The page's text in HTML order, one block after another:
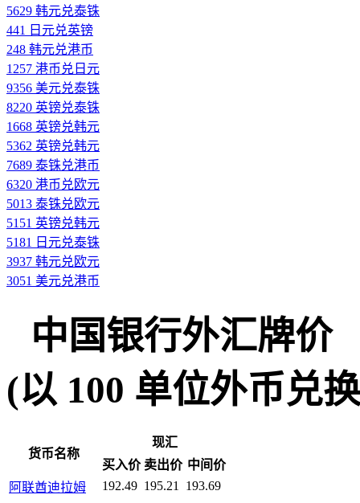
5629 韩元兑泰铢
441 日元兑英镑
248 韩元兑港币
1257 港币兑日元
9356 美元兑泰铢
8220 英镑兑泰铢
1668 英镑兑韩元
5362 英镑兑韩元
7689 泰铢兑港币
6320 港币兑欧元
5013 泰铢兑欧元
5151 英镑兑韩元
5181 日元兑泰铢
3937 韩元兑欧元
3051 美元兑港币
中国银行外汇牌价
(以 100 单位外币兑
货币名称
现汇
买入价 卖出价 中间价
阿联酋迪拉姆
192.49 195.21
193.69